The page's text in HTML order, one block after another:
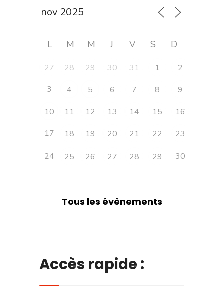
L M M J V S D
27 28 29 30 31 1
2
3
4 5 6 7 8
9
10
11 12 13 14 15
16
17
18 19 20 21 22 23
24 25 26 27 28 29 30
Tous les évènements
Accès rapide :